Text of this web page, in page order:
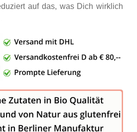
auf das, was Dich wirklich